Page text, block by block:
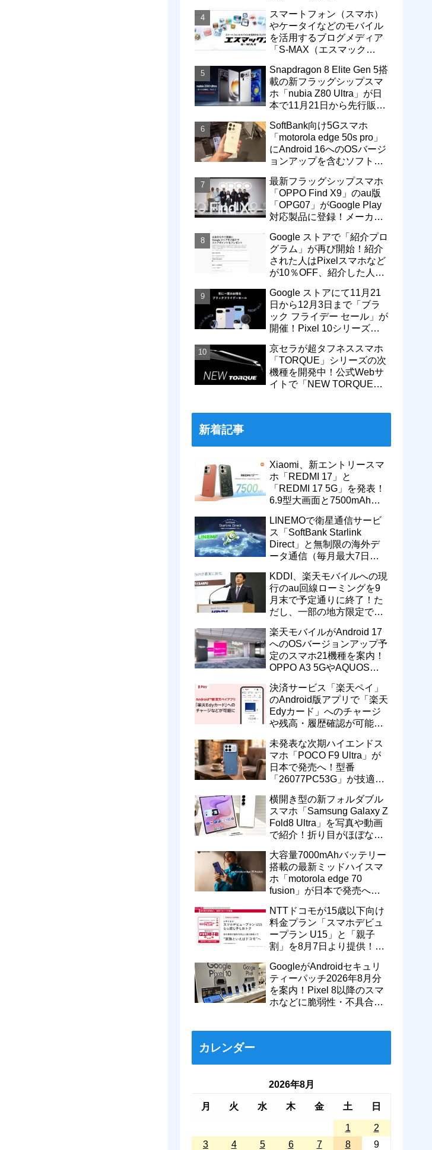
スマートフォン（スマホ）
やケータイなどのモバイル
を活用するブログメディア
「S-MAX（エスマック
Snapdragon 8 Elite Gen 5搭
載の新フラッグシップスマ
ホ「nubia Z80 Ultra」が日
本で11月21日から先行販
SoftBank向け5Gスマホ
「motorola edge 50s pro」
にAndroid 16へのOSバージ
ョンアップを含むソフトウ
最新フラッグシップスマホ
「OPPO Find X9」のau版
「OPG07」がGoogle Play
対応製品に登録！メーカー
売へ
Google ストアで「紹介プロ
グラム」が再び開始！紹介
された人はPixelスマホなど
が10％OFF、紹介した人は
ト付与
Google ストアにて11月21
日から12月3日まで「ブラ
ック フライデー セール」が
開催！Pixel 10シリーズや
に
京セラが超タフネススマホ
「TORQUE」シリーズの次
機種を開発中！公式Webサ
イトで「NEW TORQUE」
新着記事
Xiaomi、新エントリースマ
ホ「REDMI 17」と
「REDMI 17 5G」を発表！
6.9型大画面と7500mAhバ
でも発売予定
LINEMOで衛星通信サービ
ス「SoftBank Starlink
Direct」と無制限の海外デ
ータ通信（毎月最大7日
から利用可能
KDDI、楽天モバイルへの現
行のau回線ローミングを9
月末で予定通りに終了！た
だし、一部の地方限定では
維持に協力へ
楽天モバイルがAndroid 17
へのOSバージョンアップ予
定のスマホ21機種を案内！
OPPO A3 5GやAQUOS
対象
決済サービス「楽天ペイ」
のAndroid版アプリで「楽天
Edyカード」へのチャージ
や残高・履歴確認が可能
交換なども
未発表な次期ハイエンドス
マホ「POCO F9 Ultra」が
日本で発売へ！型番
「26077PC53G」が技適通
テリー搭載に
横開き型の新フォルダブル
スマホ「Samsung Galaxy Z
Fold8 Ultra」を写真や動画
で紹介！折り目がほぼない
ト】
大容量7000mAhバッテリー
搭載の最新ミッドハイスマ
ホ「motorola edge 70
fusion」が日本で発売へ！
過
NTTドコモが15歳以下向け
料金プラン「スマホデビュ
ープラン U15」と「親子
割」を8月7日より提供！親
550円割引に
GoogleがAndroidセキュリ
ティーパッチ2026年8月分
を案内！Pixel 8以降のスマ
ホなどに脆弱性・不具合の
カレンダー
2026年8月
月 火 水 木 金 土 日
1
2
3
4 5 6 7 8 9